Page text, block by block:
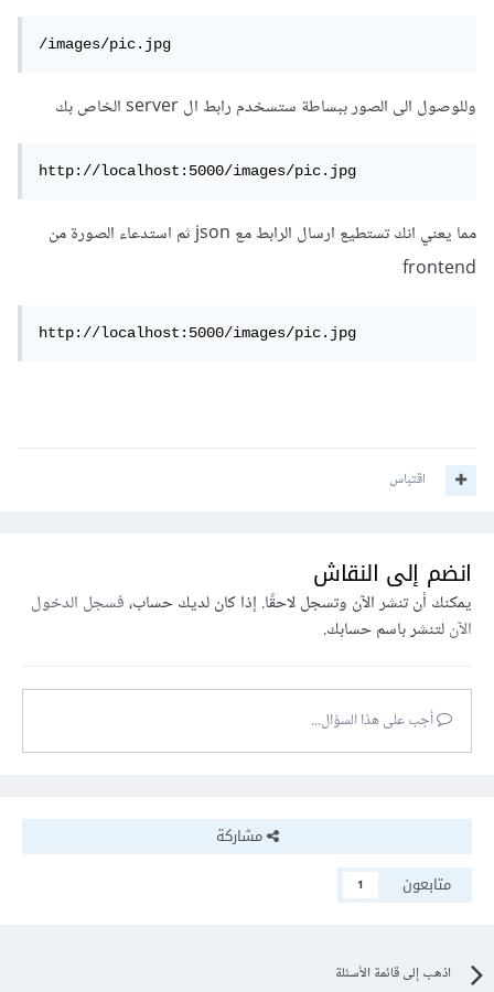
/images/pic.jpg
وللوصول الى الصور ببساطة ستسخدم رابط ال server الخاص بك
http://localhost:5000/images/pic.jpg
مما يعني انك تستطيع ارسال الرابط مع json ثم استدعاء الصورة من
frontend
http://localhost:5000/images/pic.jpg
اقتباس
انضم إلى النقاش
يمكنك أن تنشر الآن وتسجل لاحقًا. إذا كان لديك حساب،فسجل الدخول
الآنلتنشر باسم حسابك.
أجب على هذا السؤال...
مشاركة
متابعون
1
اذهب إلى قائمة الأسئلة